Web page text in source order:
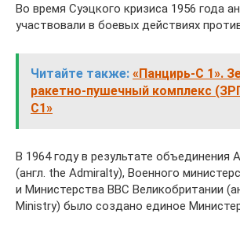
Во время Суэцкого кризиса 1956 года
участвовали в боевых действиях
Читайте также: «Панцирь-С 1».
ракетно-пушечный комплекс
С1»
В 1964 году в результате объединения
(англ. the Admiralty), Военного
и Министерства ВВС Великобритании
Ministry) было создано единое